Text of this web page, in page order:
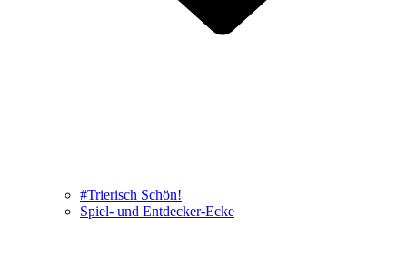
#Trierisch Schön!
Spiel- und Entdecker-Ecke